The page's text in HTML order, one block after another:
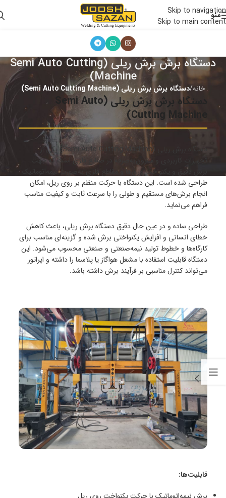
Skip to navigation
Skip to main content
منو
دستگاه برش برش ریلی (Semi Auto Cutting
Machine)
خانه/دستگاه برش برش ریلی (Semi Auto Cutting Machine)
دستگاه برش برش ریلی (Semi Auto
Cutting Machine)
دستگاه برش ریلی (Semi Auto Cutting Machine) یکی از
تجهیزات کاربردی و مقرون‌به‌صرفه در صنایع فلزی است که جهت
برش دقیق و یکنواخت ورق‌ها و مقاطع فلزی به‌صورت نیمه‌اتوماتیک
طراحی شده است. این دستگاه با حرکت منظم بر روی ریل، امکان
انجام برش‌های مستقیم و طولی را با سرعت ثابت و کیفیت مناسب
فراهم می‌نماید.
طراحی ساده و در عین حال دقیق دستگاه برش ریلی، باعث کاهش
خطای انسانی و افزایش یکنواختی برش شده و گزینه‌ای مناسب برای
کارگاه‌ها و خطوط تولید نیمه‌صنعتی و صنعتی محسوب می‌شود. این
دستگاه قابلیت استفاده با مشعل هواگاز یا پلاسما را داشته و اپراتور
می‌تواند کنترل مناسبی بر فرآیند برش داشته باشد.
قابلیت‌ها: